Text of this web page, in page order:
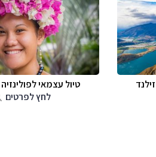
טיול עצמאי
לחץ לפרטים